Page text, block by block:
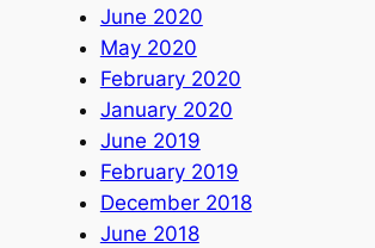
June 2020
May 2020
February 2020
January 2020
June 2019
February 2019
December 2018
June 2018